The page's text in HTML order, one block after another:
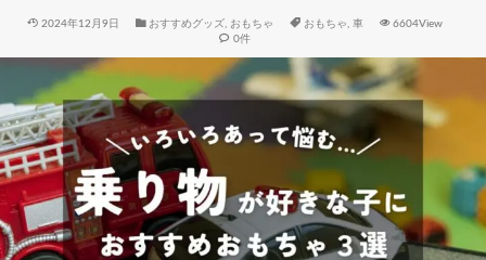
2024年12月9日 おすすめグッズ, おもちゃ おもちゃ, 車
6604View
0件